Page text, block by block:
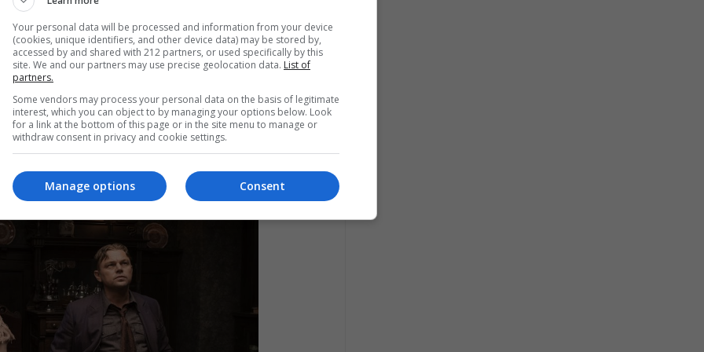
NEWS
of the Flower Moon: Το νέο trailer της
ταινίας του Martin
μιλά για μια ιστορία αγάπης
η πλησιάζει η ημερομηνία κυκλοφορίας της
ταινίας του Martin Scorsese, Killers of the
Moon, στις κινηματογραφικές αίθουσες, ένα νέο trailer
Your personal data will be processed and information from your device
(cookies, unique identifiers, and other device data) may be stored by,
accessed by and shared with 212 partners, or used specifically by this
site. We and our partners may use precise geolocation data. List of
partners.
Some vendors may process your personal data on the basis of legitimate
interest, which you can object to by managing your options below. Look
for a link at the bottom of this page or in the site menu to manage or
withdraw consent in privacy and cookie settings.
Consent
Manage options